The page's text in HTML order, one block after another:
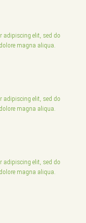
adipiscing elit, sed do
magna aliqua.
adipiscing elit, sed do
magna aliqua.
adipiscing elit, sed do
magna aliqua.